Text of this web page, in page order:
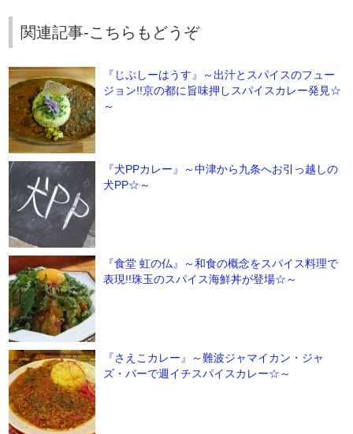
関連記事-こちらもどうぞ
『じぷしーはうす』～出汁とスパイスのフュー
ジョン!!京の都に旨味押しスパイスカレー発見☆
～
『犬PPカレー』～中津から九条へお引っ越しの
犬PP☆～
『食堂 虹の仏』～和食の概念をスパイス料理で
表現!!珠玉のスパイス海鮮丼が登場☆～
『さえこカレー』～難波ジャマイカン・ジャ
ズ・バーで週イチスパイスカレー☆～